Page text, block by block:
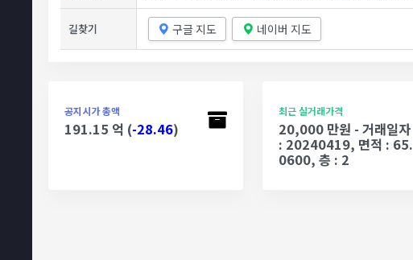
길찾기 구글 지도 네이버 지도
공지시가 총액
191.15 억 (-28.46)
최근 실거래가격
20,000 만원 - 거래일자
: 20240419, 면적 : 65.
0600, 층 : 2